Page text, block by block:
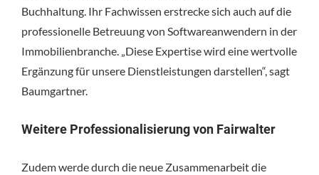
Buchhaltung. Ihr Fachwissen erstrecke sich auch auf die
professionelle Betreuung von Softwareanwendern in der
Immobilienbranche. „Diese Expertise wird eine wertvolle
Ergänzung für unsere Dienstleistungen darstellen“, sagt
Baumgartner.
Weitere Professionalisierung von Fairwalter
Zudem werde durch die neue Zusammenarbeit die